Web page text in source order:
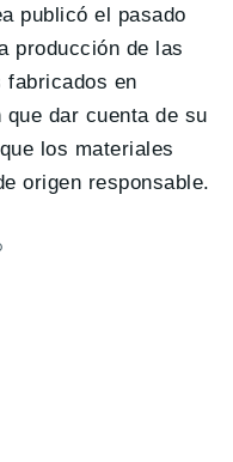
publicó el pasado
producción de las
fabricados en
dar cuenta de su
los materiales
origen responsable.